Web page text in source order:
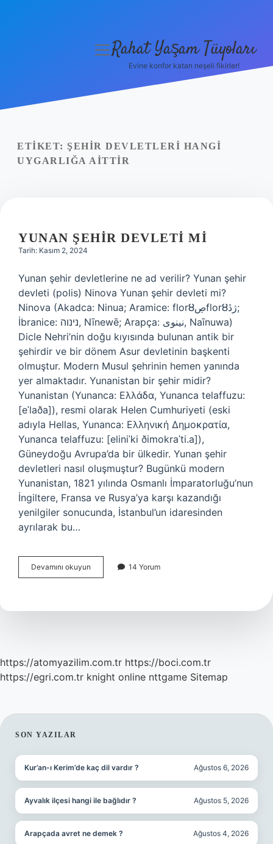
Yasal Uyarı
menüyü
Rahat Yaşam Tüyoları
Evine konfor katan neşeli fikirler!
ETIKET: ŞEHIR DEVLETLERI HANGI
UYGARLIĞA AITTIR
YUNAN ŞEHIR DEVLETI MI
Tarih: Kasım 2, 2024
Yunan şehir devletlerine ne ad verilir? Yunan şehir
devleti (polis) Ninova Yunan şehir devleti mi?
Ninova (Akadca: Ninua; Aramice: florȢڝflorȢژڐ;
İbranice: נינוה, Nīnewē; Arapça: نينوى, Naīnuwa)
Dicle Nehri’nin doğu kıyısında bulunan antik bir
şehirdir ve bir dönem Asur devletinin başkenti
olmuştur. Modern Musul şehrinin hemen yanında
yer almaktadır. Yunanistan bir şehir midir?
Yunanistan (Yunanca: Ελλάδα, Yunanca telaffuzu:
[eˈlaða]), resmi olarak Helen Cumhuriyeti (eski
adıyla Hellas, Yunanca: Ελληνική Δημοκρατία,
Yunanca telaffuzu: [eliniˈki ðimokraˈti.a]),
Güneydoğu Avrupa’da bir ülkedir. Yunan şehir
devletleri nasıl oluşmuştur? Bugünkü modern
Yunanistan, 1821 yılında Osmanlı İmparatorluğu’nun
İngiltere, Fransa ve Rusya’ya karşı kazandığı
yenilgiler sonucunda, İstanbul’un idaresinden
ayrılarak bu…
Devamını okuyun
Şehir
14 Yorum
https://atomyazilim.com.tr https://boci.com.tr
https://egri.com.tr knight online nttgame Sitemap
SIDEBAR
SON YAZILAR
Kur’an-ı Kerim’de kaç dil vardır ? Ağustos 6, 2026
Ayvalık ilçesi hangi ile bağlıdır ? Ağustos 5, 2026
Arapçada avret ne demek ? Ağustos 4, 2026